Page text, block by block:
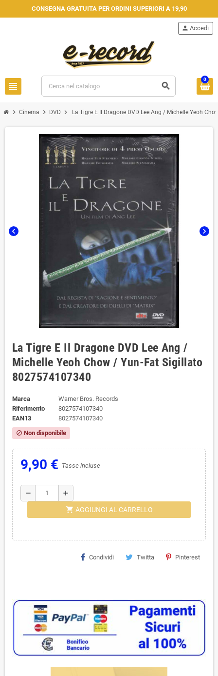
CONSEGNA GRATUITA PER ORDINI SUPERIORI A 19,90
view_headline search
person Accedi
0
chevron_right Cinema chevron_right DVD chevron_right La Tigre E Il Dragone DVD Lee Ang / Michelle Yeoh
chevron_left chevron_right
La Tigre E Il Dragone DVD Lee Ang /
Michelle Yeoh Chow / Yun-Fat Sigillato
8027574107340
Marca
Warner Bros. Records
Riferimento
8027574107340
EAN13
8027574107340
block Non disponibile
9,90 € Tasse incluse
remove add
shopping_cart AGGIUNGI AL CARRELLO
Condividi Twitta Pinterest